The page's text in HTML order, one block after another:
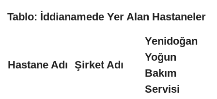
Tablo: İddianamede Yer Alan Hastaneler
Hastane Adı Şirket Adı
Yenidoğan
Yoğun
Bakım
Servisi